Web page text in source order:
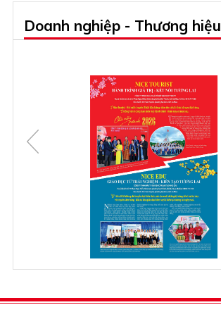
Doanh nghiệp - Thương hiệu